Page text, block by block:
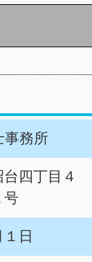
事務所
四丁目４
号
日